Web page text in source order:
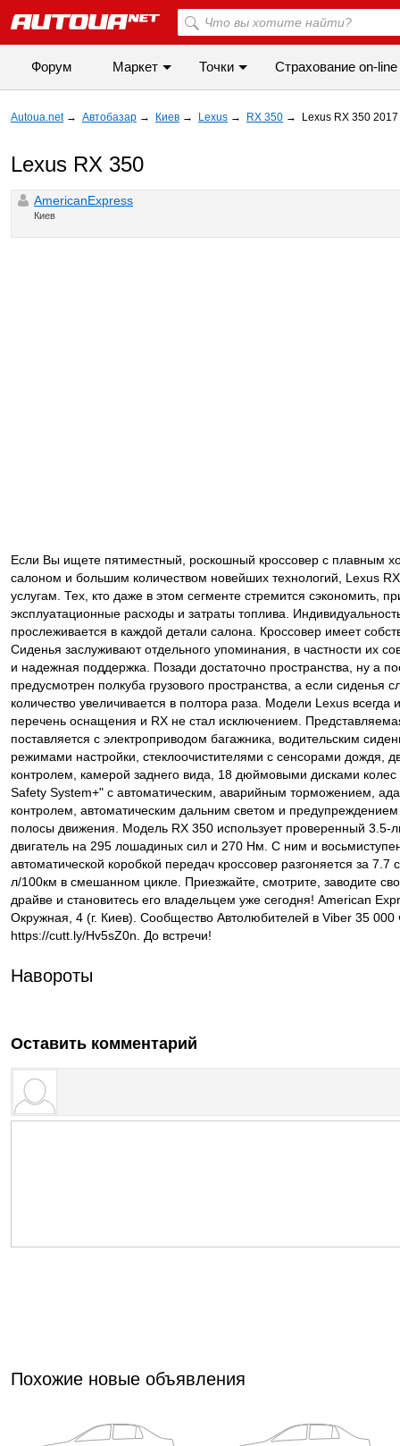
Форум Маркет Точки Cтрахование on-line
Autoua.net → Автобазар → Киев → Lexus → RX 350 → Lexus RX 350
Lexus RX 350
AmericanExpress
Киев
Если Вы ищете пятиместный, роскошный кроссовер с плавным
салоном и большим количеством новейших технологий, Lexus
услугам. Тех, кто даже в этом сегменте стремится сэкономить,
эксплуатационные расходы и затраты топлива.
прослеживается в каждой детали салона. Кроссовер имеет
Сиденья заслуживают отдельного упоминания, в частности их
и надежная поддержка. Позади достаточно пространства, ну а
предусмотрен полкуба грузового пространства, а если сиденья
количество увеличивается в полтора раза. Модели Lexus
перечень оснащения и RX не стал исключением.
поставляется с электроприводом багажника, водительским
режимами настройки, стеклоочистителями с сенсорами дождя,
контролем, камерой заднего вида, 18 дюймовыми дисками
Safety System+" с автоматическим, аварийным торможением,
контролем, автоматическим дальним светом и
полосы движения. Модель RX 350 использует проверенный 3.5-
двигатель на 295 лошадиных сил и 270 Нм. С ним и
автоматической коробкой передач кроссовер разгоняется за 7.7
л/100км в смешанном цикле. Приезжайте, смотрите, заводите
драйве и становитесь его владельцем уже сегодня! American
Окружная, 4 (г. Киев). Сообщество Автолюбителей в Viber 35 000
https://cutt.ly/Hv5sZ0n. До встречи!
Навороты
Оставить комментарий
Похожие новые объявления